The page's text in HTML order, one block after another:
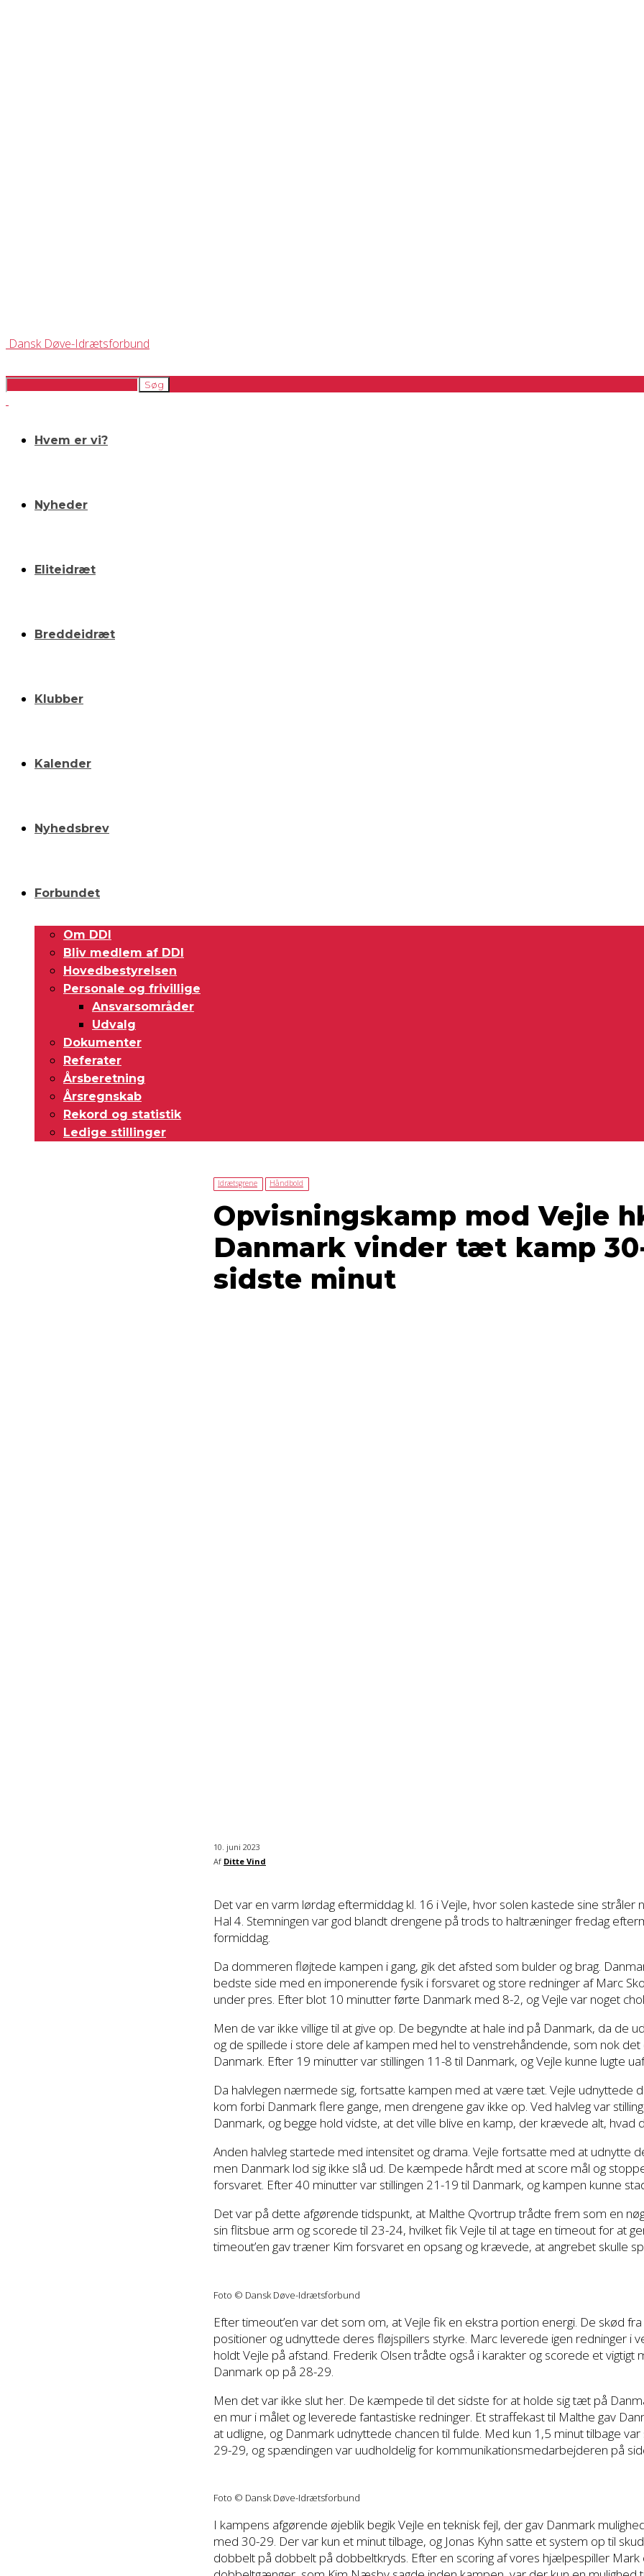
Dansk Døve-Idrætsforbund
Hvem er vi?
Nyheder
Eliteidræt
Breddeidræt
Klubber
Kalender
Nyhedsbrev
Forbundet
Om DDI
Bliv medlem af DDI
Hovedbestyrelsen
Personale og frivillige
Ansvarsområder
Udvalg
Dokumenter
Referater
Årsberetning
Årsregnskab
Rekord og statistik
Ledige stillinger
Idrætsgrene Håndbold
Opvisningskamp mod Vejle
Danmark vinder tæt kamp
sidste minut
10. juni 2023
Af Ditte Vind
Det var en varm lørdag eftermiddag kl. 16 i Vejle, hvor solen kastede sine stråler
Hal 4. Stemningen var god blandt drengene på trods to haltræninger fredag
formiddag.
Da dommeren fløjtede kampen i gang, gik det afsted som bulder og brag.
bedste side med en imponerende fysik i forsvaret og store redninger af Marc
under pres. Efter blot 10 minutter førte Danmark med 8-2, og Vejle var noget
Men de var ikke villige til at give op. De begyndte at hale ind på Danmark, da de
og de spillede i store dele af kampen med hel to venstrehåndende, som nok
Danmark. Efter 19 minutter var stillingen 11-8 til Danmark, og Vejle kunne lugte
Da halvlegen nærmede sig, fortsatte kampen med at være tæt. Vejle udnyttede
kom forbi Danmark flere gange, men drengene gav ikke op. Ved halvleg var
Danmark, og begge hold vidste, at det ville blive en kamp, der krævede alt, hvad
Anden halvleg startede med intensitet og drama. Vejle fortsatte med at udnytte
men Danmark lod sig ikke slå ud. De kæmpede hårdt med at score mål og
forsvaret. Efter 40 minutter var stillingen 21-19 til Danmark, og kampen kunne
Det var på dette afgørende tidspunkt, at Malthe Qvortrup trådte frem som en
sin flitsbue arm og scorede til 23-24, hvilket fik Vejle til at tage en timeout for at
timeout’en gav træner Kim forsvaret en opsang og krævede, at angrebet skulle
Foto © Dansk Døve-Idrætsforbund
Efter timeout’en var det som om, at Vejle fik en ekstra portion energi. De skød
positioner og udnyttede deres fløjspillers styrke. Marc leverede igen redninger i
holdt Vejle på afstand. Frederik Olsen trådte også i karakter og scorede et vigtigt
Danmark op på 28-29.
Men det var ikke slut her. De kæmpede til det sidste for at holde sig tæt på
en mur i målet og leverede fantastiske redninger. Et straffekast til Malthe gav
at udligne, og Danmark udnyttede chancen til fulde. Med kun 1,5 minut tilbage var
29-29, og spændingen var uudholdelig for kommunikationsmedarbejderen på
Foto © Dansk Døve-Idrætsforbund
I kampens afgørende øjeblik begik Vejle en teknisk fejl, der gav Danmark
med 30-29. Der var kun et minut tilbage, og Jonas Kyhn satte et system op til
dobbelt på dobbelt på dobbeltkryds. Efter en scoring af vores hjælpespiller Mark